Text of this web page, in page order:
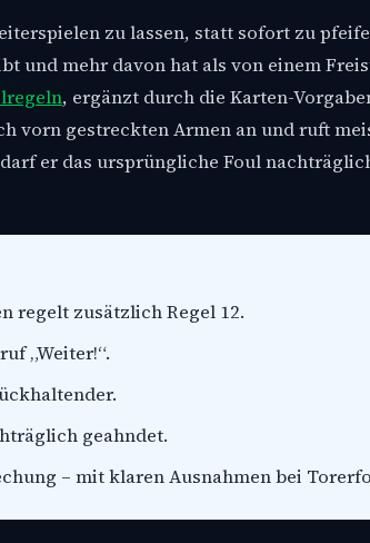
zu lassen, statt sofort zu
und mehr davon hat als von einem
, ergänzt durch die Karten-
vorn gestreckten Armen an und ruft
er das ursprüngliche Foul
regelt zusätzlich Regel 12.
„Weiter!“.
geahndet.
– mit klaren Ausnahmen bei